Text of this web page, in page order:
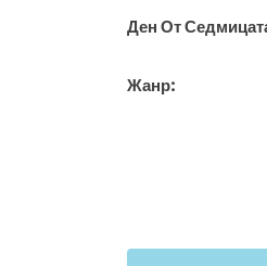
Ден От
Жанр: